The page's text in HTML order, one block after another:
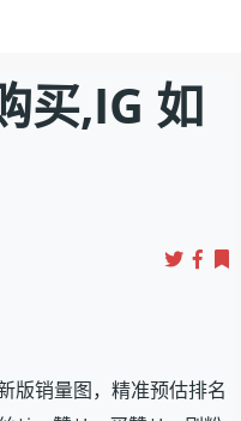
买,IG 如
版销量图，精准预估排名